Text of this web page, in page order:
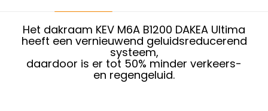
Het dakraam KEV M6A B1200 DAKEA Ultima
heeft een vernieuwend geluidsreducerend
systeem,
daardoor is er tot 50% minder verkeers-
en regengeluid.